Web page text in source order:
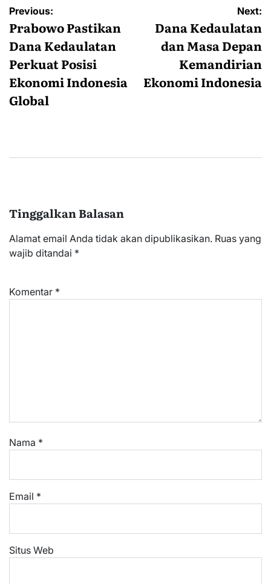
Navigasi
pos
Previous:
Prabowo Pastikan
Dana Kedaulatan
Perkuat Posisi
Ekonomi Indonesia
Global
Next:
Dana Kedaulatan
dan Masa Depan
Kemandirian
Ekonomi Indonesia
Tinggalkan Balasan
Alamat email Anda tidak akan dipublikasikan. Ruas yang
wajib ditandai *
Komentar *
Nama *
Email *
Situs Web